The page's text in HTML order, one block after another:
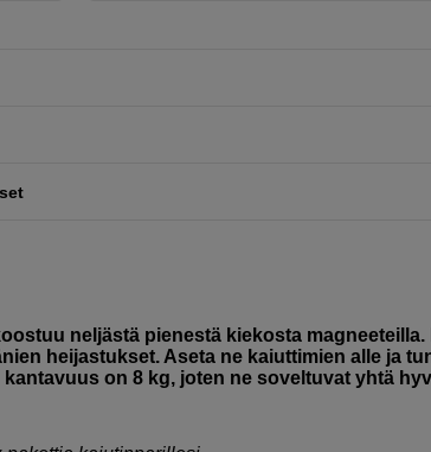
neljästä pienestä kiekosta
heijastukset. Aseta ne kaiuttimien alle ja
on 8 kg, joten ne soveltuvat yhtä